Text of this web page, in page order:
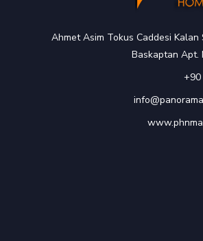
Ahmet Asim Tokus Caddesi Kalan
Baskaptan Apt.